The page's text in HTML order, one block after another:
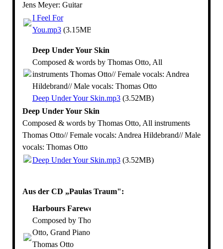
Jens Meyer: Guitar
I Feel For
You.mp3(3.15MB)
Deep Under Your Skin
Composed & words by Thomas Otto, All
instruments Thomas Otto// Female vocals: Andrea
Hildebrand// Male vocals: Thomas Otto
Deep Under Your Skin.mp3(3.52MB)
Deep Under Your Skin
Composed & words by Thomas Otto, All instruments
Thomas Otto// Female vocals: Andrea Hildebrand// Male
vocals: Thomas Otto
Deep Under Your Skin.mp3(3.52MB)
Aus der CD „Paulas Traum":
Harbours Farewell
Composed by Thomas
Otto, Grand Piano:
Thomas Otto